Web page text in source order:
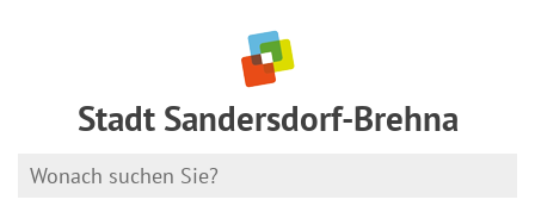
Stadt Sandersdorf-Brehna